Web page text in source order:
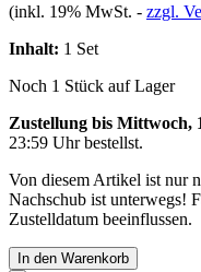
(inkl. 19% MwSt. - zzgl.
Inhalt: 1 Set
Noch 1 Stück auf Lager
Zustellung bis Mittwoch,
23:59 Uhrbestellst.
Von diesem Artikel ist nur
Nachschub ist unterwegs!
Zustelldatum beeinflussen.
In den Warenkorb